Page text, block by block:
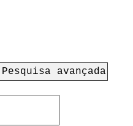
Pesquisa avançada